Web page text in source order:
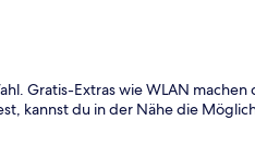
Gratis-Extras wie WLAN
kannst du in der Nähe die